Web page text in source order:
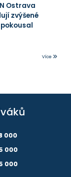
Ostrava
zvýšené
Více
000
000
000